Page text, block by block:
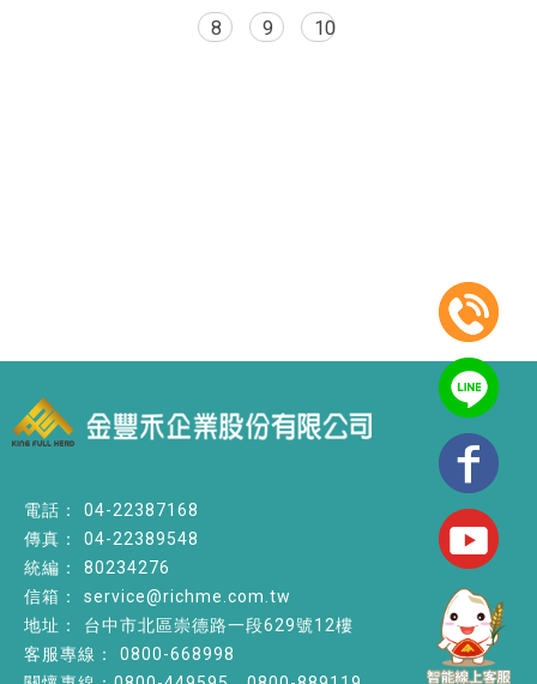
8
9 10
04-22387168
04-22389548
80234276
service@richme.com.tw
台中市北區崇德路一段629號12樓
0800-668998